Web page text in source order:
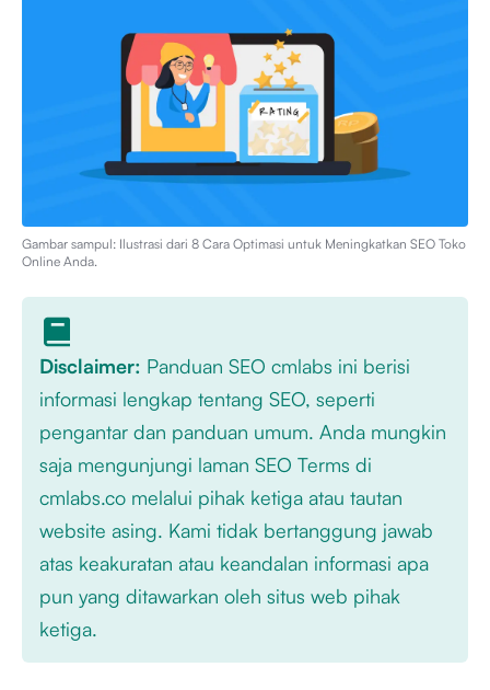
Gambar sampul: Ilustrasi dari 8 Cara Optimasi untuk Meningkatkan SEO Toko
Online Anda.
Disclaimer: Panduan SEO cmlabs ini berisi
informasi lengkap tentang SEO, seperti
pengantar dan panduan umum. Anda mungkin
saja mengunjungi laman SEO Terms di
cmlabs.co melalui pihak ketiga atau tautan
website asing. Kami tidak bertanggung jawab
atas keakuratan atau keandalan informasi apa
pun yang ditawarkan oleh situs web pihak
ketiga.